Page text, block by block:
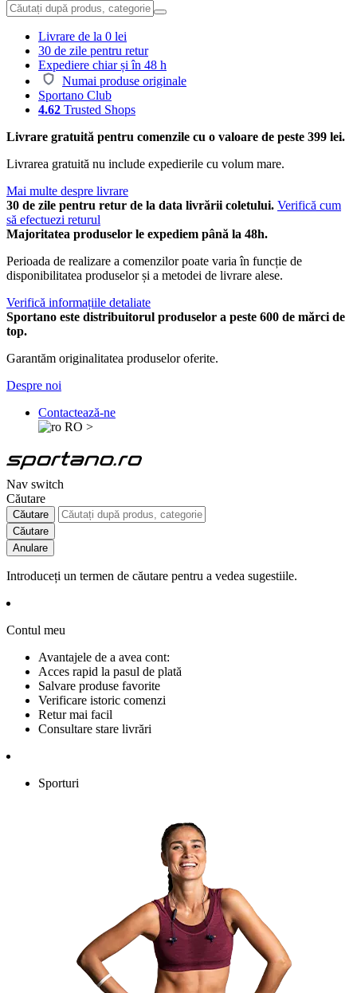
Livrare de la 0 lei
30 de zile pentru retur
Expediere chiar și în 48 h
Numai produse originale
Sportano Club
4.62 Trusted Shops
Livrare gratuită pentru comenzile cu o valoare de peste 399 lei.
Livrarea gratuită nu include expedierile cu volum mare.
Mai multe despre livrare
30 de zile pentru retur de la data livrării coletului. Verifică cum
să efectuezi returul
Majoritatea produselor le expediem până la 48h.
Perioada de realizare a comenzilor poate varia în funcție de
disponibilitatea produselor și a metodei de livrare alese.
Verifică informațiile detaliate
Sportano este distribuitorul produselor a peste 600 de mărci de
top.
Garantăm originalitatea produselor oferite.
Despre noi
Contactează-ne
RO >
Nav switch
Căutare
Căutare
Căutare
Anulare
Introduceți un termen de căutare pentru a vedea sugestiile.
Contul meu
Avantajele de a avea cont:
Acces rapid la pasul de plată
Salvare produse favorite
Verificare istoric comenzi
Retur mai facil
Consultare stare livrări
Sporturi